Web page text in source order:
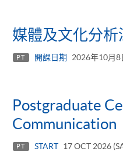
媒體及文化分析
PT 開課日期 2026年10月8
Postgraduate
Communication
PT START 17 OCT 2026